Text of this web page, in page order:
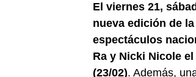
El viernes 21,
nueva edición de
espectáculos
Ra y Nicki Nicole
(23/02). Además,